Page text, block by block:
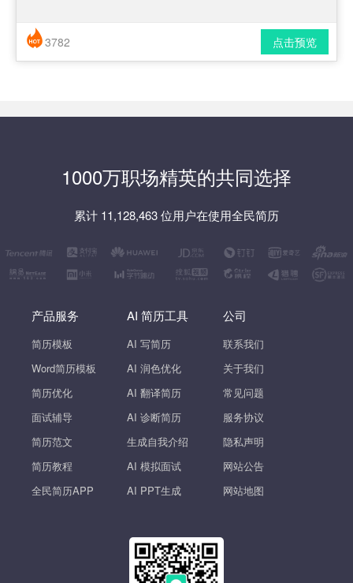
简历风格： 时尚 / 简洁 / 应届生
点击预览
3782
1000万职场精英的共同选择
累计 11,128,463 位用户在使用全民简历
产品服务
简历模板
Word简历模板
简历优化
面试辅导
简历范文
简历教程
全民简历APP
AI 简历工具
AI 写简历
AI 润色优化
AI 翻译简历
AI 诊断简历
生成自我介绍
AI 模拟面试
AI PPT生成
公司
联系我们
关于我们
常见问题
服务协议
隐私声明
网站公告
网站地图